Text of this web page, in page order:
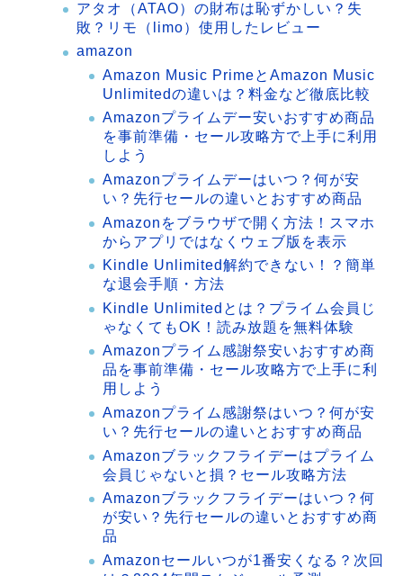
アタオ（ATAO）の財布は恥ずかしい？失
敗？リモ（limo）使用したレビュー
amazon
Amazon Music PrimeとAmazon Music
Unlimitedの違いは？料金など徹底比較
Amazonプライムデー安いおすすめ商品
を事前準備・セール攻略方で上手に利用
しよう
Amazonプライムデーはいつ？何が安
い？先行セールの違いとおすすめ商品
Amazonをブラウザで開く方法！スマホ
からアプリではなくウェブ版を表示
Kindle Unlimited解約できない！？簡単
な退会手順・方法
Kindle Unlimitedとは？プライム会員じ
ゃなくてもOK！読み放題を無料体験
Amazonプライム感謝祭安いおすすめ商
品を事前準備・セール攻略方で上手に利
用しよう
Amazonプライム感謝祭はいつ？何が安
い？先行セールの違いとおすすめ商品
Amazonブラックフライデーはプライム
会員じゃないと損？セール攻略方法
Amazonブラックフライデーはいつ？何
が安い？先行セールの違いとおすすめ商
品
Amazonセールいつが1番安くなる？次回